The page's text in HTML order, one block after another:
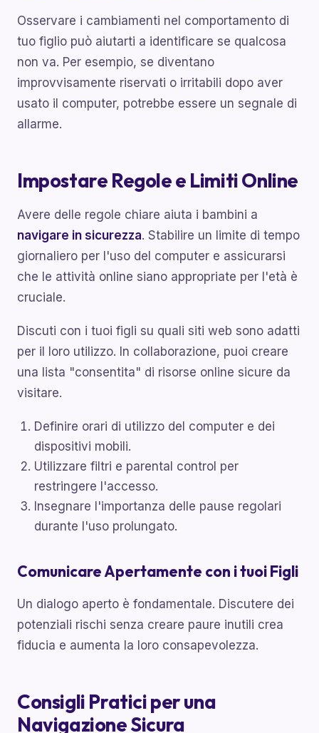
Osservare i cambiamenti nel comportamento di
tuo figlio può aiutarti a identificare se qualcosa
non va. Per esempio, se diventano
improvvisamente riservati o irritabili dopo aver
usato il computer, potrebbe essere un segnale di
allarme.
Impostare Regole e Limiti Online
Avere delle regole chiare aiuta i bambini a
navigare in sicurezza. Stabilire un limite di tempo
giornaliero per l'uso del computer e assicurarsi
che le attività online siano appropriate per l'età è
cruciale.
Discuti con i tuoi figli su quali siti web sono adatti
per il loro utilizzo. In collaborazione, puoi creare
una lista "consentita" di risorse online sicure da
visitare.
Definire orari di utilizzo del computer e dei
dispositivi mobili.
Utilizzare filtri e parental control per
restringere l'accesso.
Insegnare l'importanza delle pause regolari
durante l'uso prolungato.
Comunicare Apertamente con i tuoi Figli
Un dialogo aperto è fondamentale. Discutere dei
potenziali rischi senza creare paure inutili crea
fiducia e aumenta la loro consapevolezza.
Consigli Pratici per una
Navigazione Sicura